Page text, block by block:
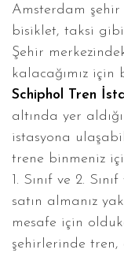
Amsterdam şehir
bisiklet, taksi
Şehir
kalacağımız için
Schiphol Tren
altında yer
istasyona
trene binmeniz
1. Sınıf ve 2.
satın almanız
mesafe için
şehirlerinde